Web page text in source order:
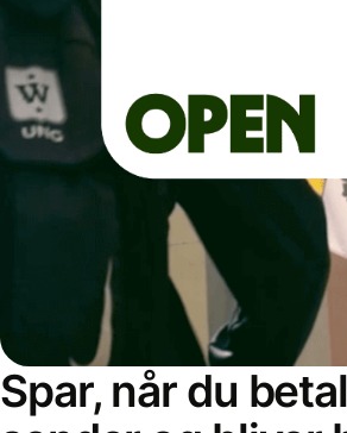
Spar, når du